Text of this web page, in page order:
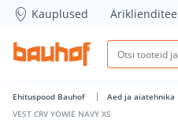
VEST CRV YOWIE NAVY XS -
Kauplused
Ehituspood Bauhof Aed ja aiatehnika
VEST CRV YOWIE NAVY XS